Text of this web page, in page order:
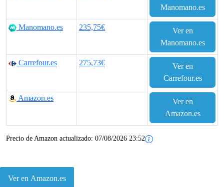
Manomano.es
Manomano.es 235,75€
Ver en
Manomano.es
Carrefour.es 275,73€
Ver en
Carrefour.es
Amazon.es
Ver en
Amazon.es
Precio de Amazon actualizado: 07/08/2026 23:52
Ver en Amazon.es